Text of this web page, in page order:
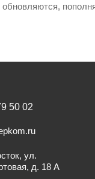
обновляются,
50 02
ул.
д. 18 А